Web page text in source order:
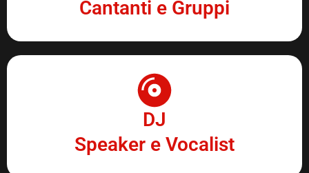
Cantanti e Gruppi
DJ
Speaker e Vocalist